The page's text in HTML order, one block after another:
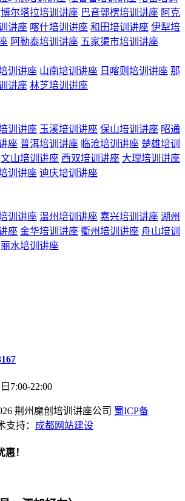
博尔塔拉培训讲座 巴音郭楞培训讲座 阿克
讲座 喀什培训讲座 和田培训讲座 伊犁培
阿勒泰培训讲座 五家渠市培训讲座
训讲座 山南培训讲座 日喀则培训讲座 那
讲座 林芝培训讲座
训讲座 玉溪培训讲座 保山培训讲座 昭通
座 普洱培训讲座 临沧培训讲座 楚雄培训
文山培训讲座 西双培训讲座 大理培训讲座
训讲座 迪庆培训讲座
训讲座 温州培训讲座 嘉兴培训讲座 湖州
座 金华培训讲座 衢州培训讲座 舟山培训
丽水培训讲座
7:00-22:00
荆州魔创培训讲座公司 蜀ICP备
支持： 成都网站建设
！